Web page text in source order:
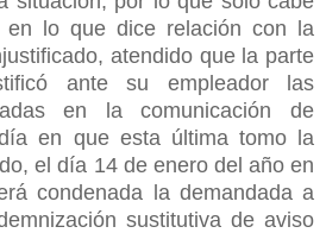
en lo que dice relación con la
atendido que la parte
ante su empleador las
en la comunicación de
en que esta última tomo la
el día 14 de enero del año en
condenada la demandada a
sustitutiva de aviso